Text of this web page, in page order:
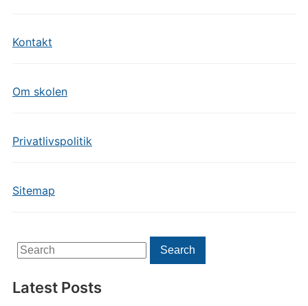
Kontakt
Om skolen
Privatlivspolitik
Sitemap
Search
for:
Search
Latest Posts